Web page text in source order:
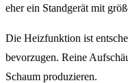
eher ein Standgerät mit
Die Heizfunktion ist
bevorzugen. Reine
Schaum produzieren.